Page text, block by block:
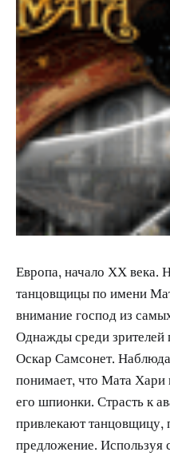
Европа, начало ХХ века.
танцовщицы по имени
внимание господ из
Однажды среди зрителей
Оскар Самсонет.
понимает, что Мата Хари
его шпионки. Страсть к
привлекают танцовщицу,
предложение. Используя